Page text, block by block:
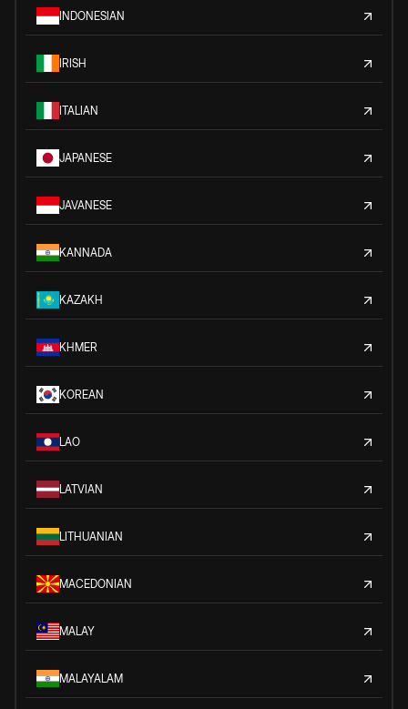
INDONESIAN
IRISH
ITALIAN
JAPANESE
JAVANESE
KANNADA
KAZAKH
KHMER
KOREAN
LAO
LATVIAN
LITHUANIAN
MACEDONIAN
MALAY
MALAYALAM